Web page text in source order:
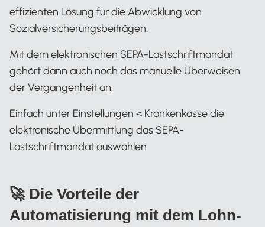
effizienten Lösung für die Abwicklung von
Sozialversicherungsbeiträgen.
Mit dem elektronischen SEPA-Lastschriftmandat
gehört dann auch noch das manuelle Überweisen
der Vergangenheit an:
Einfach unter Einstellungen < Krankenkasse die
elektronische Übermittlung das SEPA-
Lastschriftmandat auswählen
🚀 Die Vorteile der
Automatisierung mit dem Lohn-